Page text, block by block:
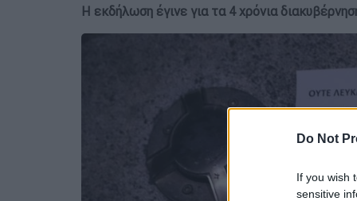
Do Not
If you wish
sensitive
Η εκδήλωση έγινε για τα 4 χρόνια